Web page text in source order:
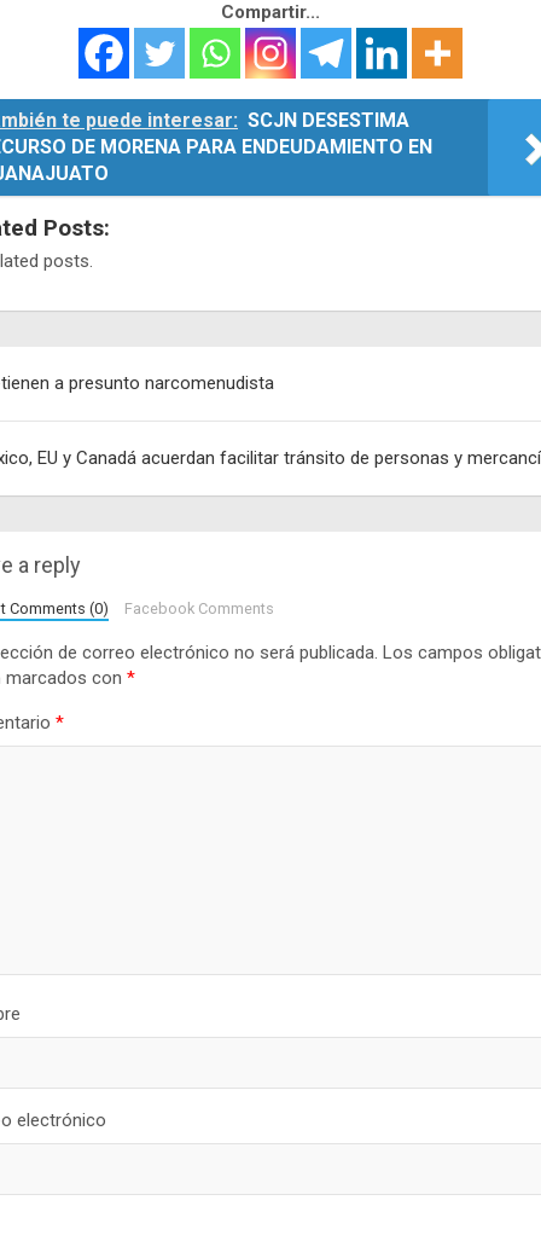
Compartir...
te puede interesar: SCJN DESESTIMA
DE MORENA PARA ENDEUDAMIENTO EN
Posts:
posts.
a presunto narcomenudista
EU y Canadá acuerdan facilitar tránsito de personas y
a reply
Comments (0) Facebook Comments
de correo electrónico no será publicada. Los campos
marcados con *
*
electrónico